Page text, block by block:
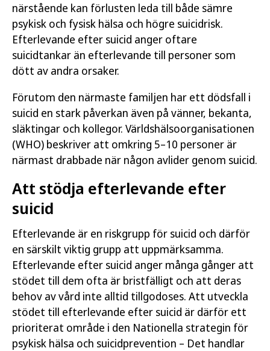
närstående kan förlusten leda till både sämre
psykisk och fysisk hälsa och högre suicidrisk.
Efterlevande efter suicid anger oftare
suicidtankar än efterlevande till personer som
dött av andra orsaker.
Förutom den närmaste familjen har ett dödsfall i
suicid en stark påverkan även på vänner, bekanta,
släktingar och kollegor. Världshälsoorganisationen
(WHO) beskriver att omkring 5–10 personer är
närmast drabbade när någon avlider genom suicid.
Att stödja efterlevande efter
suicid
Efterlevande är en riskgrupp för suicid och därför
en särskilt viktig grupp att uppmärksamma.
Efterlevande efter suicid anger många gånger att
stödet till dem ofta är bristfälligt och att deras
behov av vård inte alltid tillgodoses. Att utveckla
stödet till efterlevande efter suicid är därför ett
prioriterat område i den Nationella strategin för
psykisk hälsa och suicidprevention – Det handlar